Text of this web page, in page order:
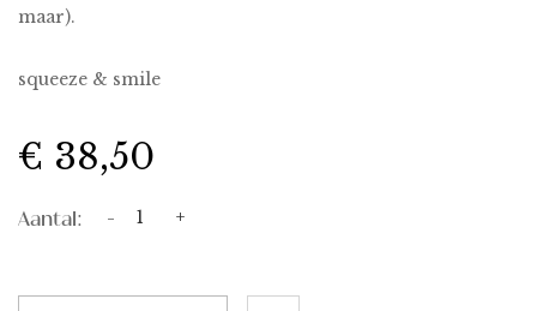
maar).
squeeze & smile
€ 38,50
Aantal: - +